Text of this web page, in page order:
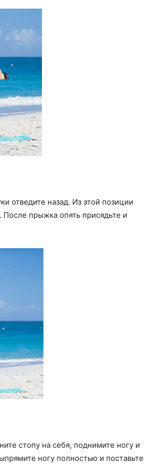
отведите назад. Из этой позиции
После прыжка опять присядьте и
стопу на себя, поднимите ногу и
ногу полностью и поставьте